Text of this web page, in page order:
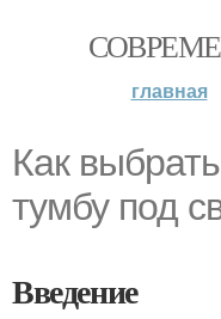
главная
Как
тумбу под
Введение